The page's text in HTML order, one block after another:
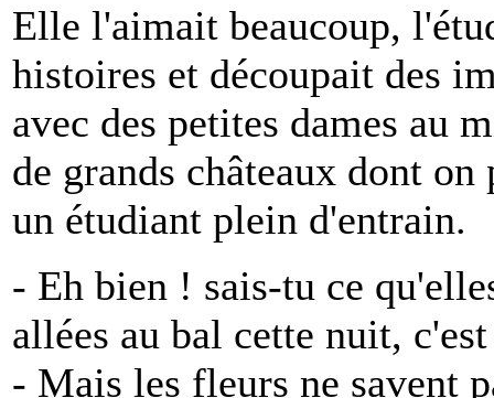
Elle l'aimait beaucoup,
histoires et découpait des
avec des petites dames au
de grands châteaux dont
un étudiant plein d'entrain.
- Eh bien ! sais-tu ce
allées au bal cette nuit,
- Mais les fleurs ne savent